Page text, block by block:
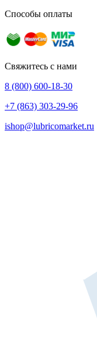
Способы оплаты
Свяжитесь с нами
8 (800) 600-18-30
+7 (863) 303-29-96
ishop@lubricomarket.ru